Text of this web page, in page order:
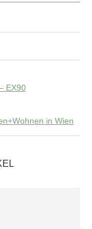
EX90
in Wien